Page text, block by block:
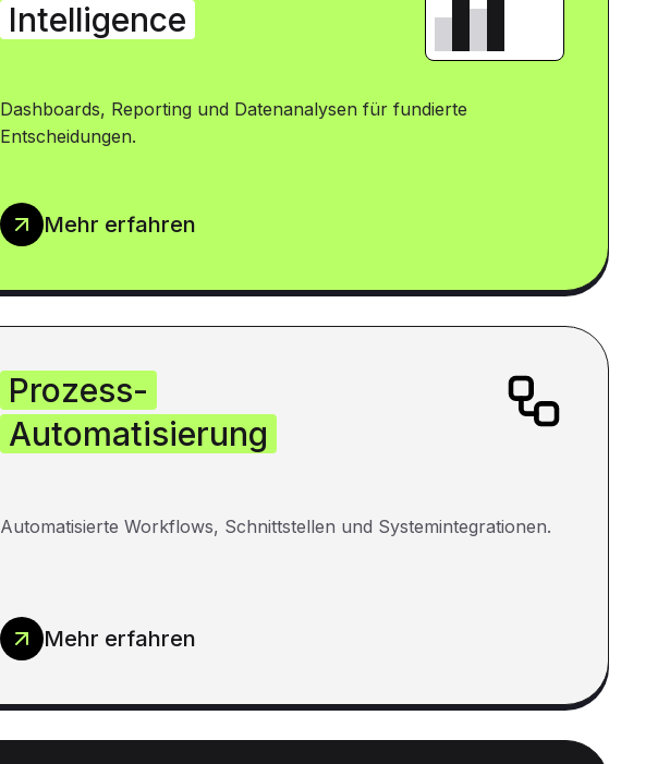
Intelligence
Dashboards, Reporting und Datenanalysen für fundierte
Entscheidungen.
Mehr erfahren
Prozess-
Automatisierung
Automatisierte Workflows, Schnittstellen und Systemintegrationen.
Mehr erfahren